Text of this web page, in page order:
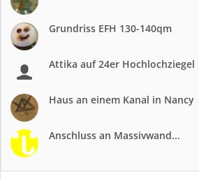
Grundriss EFH 130-140qm
Attika auf 24er Hochlochziegel
Haus an einem Kanal in Nancy
Anschluss an Massivwand...